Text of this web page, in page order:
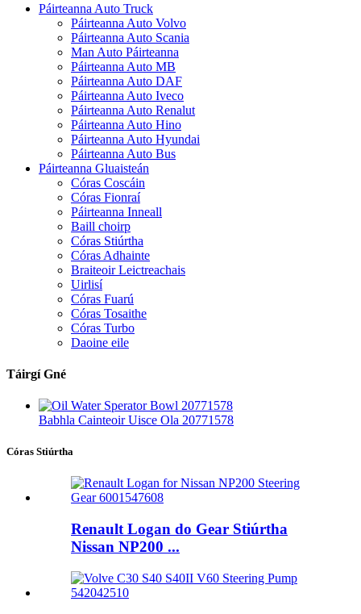
Páirteanna Auto Truck
Páirteanna Auto Volvo
Páirteanna Auto Scania
Man Auto Páirteanna
Páirteanna Auto MB
Páirteanna Auto DAF
Páirteanna Auto Iveco
Páirteanna Auto Renalut
Páirteanna Auto Hino
Páirteanna Auto Hyundai
Páirteanna Auto Bus
Páirteanna Gluaisteán
Córas Coscáin
Córas Fionraí
Páirteanna Inneall
Baill choirp
Córas Stiúrtha
Córas Adhainte
Braiteoir Leictreachais
Uirlisí
Córas Fuarú
Córas Tosaithe
Córas Turbo
Daoine eile
Táirgí Gné
Babhla Cainteoir Uisce Ola 20771578
Córas Stiúrtha
Renault Logan do Gear Stiúrtha
Nissan NP200 ...